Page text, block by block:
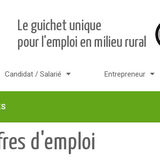
Le guichet unique
pour l'emploi en milieu rural
Candidat / Salarié Entrepreneur
d'emploi